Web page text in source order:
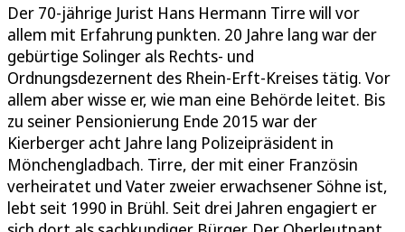
Der 70-jährige Jurist Hans Hermann Tirre will vor
allem mit Erfahrung punkten. 20 Jahre lang war der
gebürtige Solinger als Rechts- und
Ordnungsdezernent des Rhein-Erft-Kreises tätig. Vor
allem aber wisse er, wie man eine Behörde leitet. Bis
zu seiner Pensionierung Ende 2015 war der
Kierberger acht Jahre lang Polizeipräsident in
Mönchengladbach. Tirre, der mit einer Französin
verheiratet und Vater zweier erwachsener Söhne ist,
lebt seit 1990 in Brühl. Seit drei Jahren engagiert er